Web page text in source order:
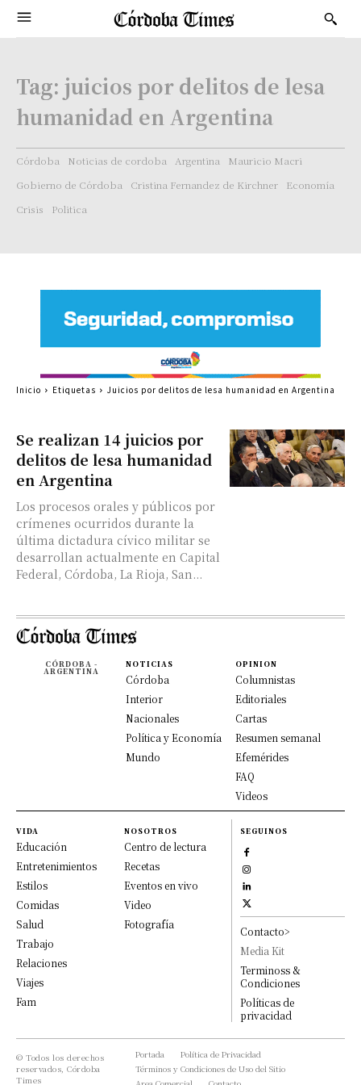
Tag: juicios por delitos de lesa
humanidad en Argentina
Córdoba Noticias de cordoba Argentina
Mauricio Macri
Gobierno de Córdoba
Cristina Fernandez de Kirchner
Economía
Crisis
Politica
Se realizan 14 juicios por
delitos de lesa humanidad
en Argentina
Los procesos orales y públicos por
crímenes ocurridos durante la
última dictadura cívico militar se
desarrollan actualmente en Capital
Federal, Córdoba, La Rioja, San...
Inicio Etiquetas Juicios por delitos de lesa humanidad en Argentina
CÓRDOBA -
ARGENTINA
NOTICIAS
Córdoba
Interior
Nacionales
Política y Economía
Mundo
OPINION
Columnistas
Editoriales
Cartas
Resumen semanal
Efemérides
FAQ
Videos
VIDA
Educación
Entretenimientos
Estilos
Comidas
Salud
Trabajo
Relaciones
Viajes
Fam
NOSOTROS
Centro de lectura
Recetas
Eventos en vivo
Video
Fotografía
SEGUINOS
Contacto>
Media Kit
Terminoss &
Condiciones
Políticas de
privacidad
© Todos los derechos
reservados, Córdoba
Times
Portada
Política de Privacidad
Términos y Condiciones de Uso del Sitio